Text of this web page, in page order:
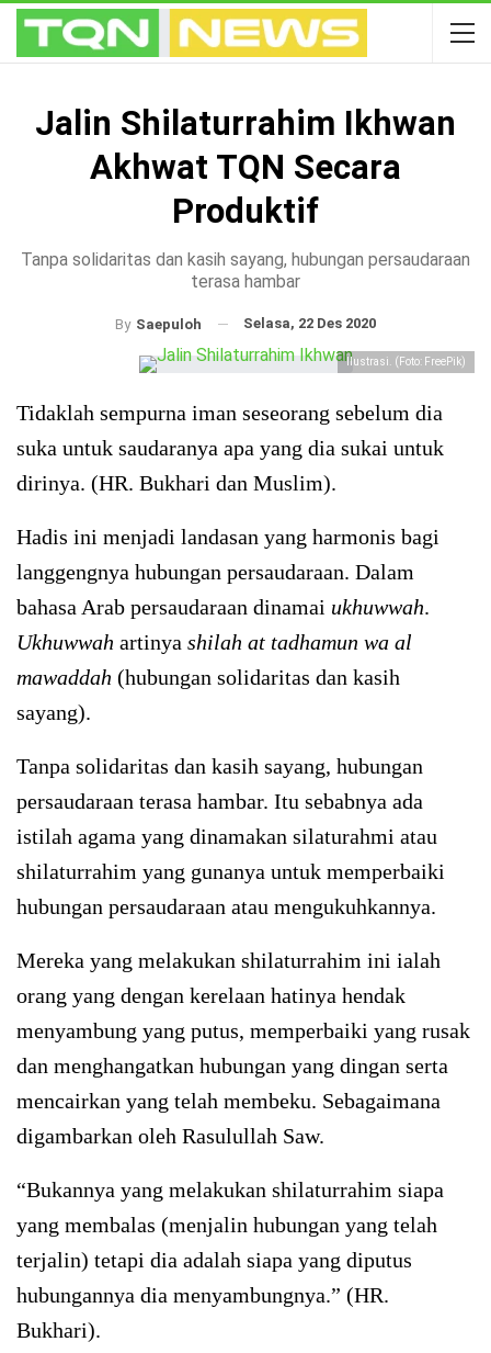
Jalin Shilaturrahim Ikhwan
Akhwat TQN Secara
Produktif
Tanpa solidaritas dan kasih sayang, hubungan persaudaraan
terasa hambar
By Saepuloh Selasa, 22 Des 2020
Ilustrasi. (Foto: FreePik)
Tidaklah sempurna iman seseorang sebelum dia
suka untuk saudaranya apa yang dia sukai untuk
dirinya. (HR. Bukhari dan Muslim).
Hadis ini menjadi landasan yang harmonis bagi
langgengnya hubungan persaudaraan. Dalam
bahasa Arab persaudaraan dinamai ukhuwwah.
Ukhuwwah artinya shilah at tadhamun wa al
mawaddah (hubungan solidaritas dan kasih
sayang).
Tanpa solidaritas dan kasih sayang, hubungan
persaudaraan terasa hambar. Itu sebabnya ada
istilah agama yang dinamakan silaturahmi atau
shilaturrahim yang gunanya untuk memperbaiki
hubungan persaudaraan atau mengukuhkannya.
Mereka yang melakukan shilaturrahim ini ialah
orang yang dengan kerelaan hatinya hendak
menyambung yang putus, memperbaiki yang rusak
dan menghangatkan hubungan yang dingan serta
mencairkan yang telah membeku. Sebagaimana
digambarkan oleh Rasulullah Saw.
“Bukannya yang melakukan shilaturrahim siapa
yang membalas (menjalin hubungan yang telah
terjalin) tetapi dia adalah siapa yang diputus
hubungannya dia menyambungnya.” (HR.
Bukhari).